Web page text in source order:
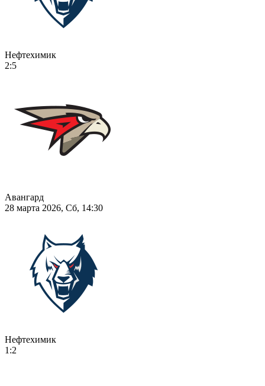
Нефтехимик
2:5
Авангард
28 марта 2026, Сб, 14:30
Нефтехимик
1:2